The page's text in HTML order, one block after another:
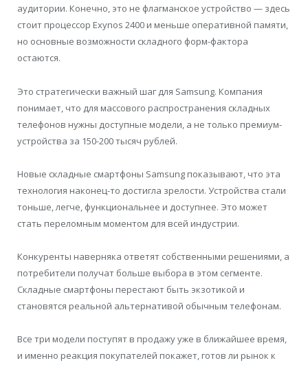
аудитории. Конечно, это не флагманское устройство — здесь
стоит процессор Exynos 2400 и меньше оперативной памяти,
но основные возможности складного форм-фактора
остаются.
Это стратегически важный шаг для Samsung. Компания
понимает, что для массового распространения складных
телефонов нужны доступные модели, а не только премиум-
устройства за 150-200 тысяч рублей.
Новые складные смартфоны Samsung показывают, что эта
технология наконец-то достигла зрелости. Устройства стали
тоньше, легче, функциональнее и доступнее. Это может
стать переломным моментом для всей индустрии.
Конкуренты наверняка ответят собственными решениями, а
потребители получат больше выбора в этом сегменте.
Складные смартфоны перестают быть экзотикой и
становятся реальной альтернативой обычным телефонам.
Все три модели поступят в продажу уже в ближайшее время,
и именно реакция покупателей покажет, готов ли рынок к